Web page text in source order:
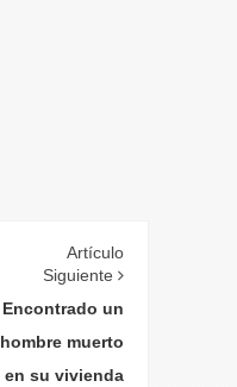
Artículo
Siguiente
Encontrado un
hombre muerto
en su vivienda